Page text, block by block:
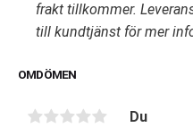
frakt tillkommer.
till kundtjänst för mer
OMDÖMEN
Du